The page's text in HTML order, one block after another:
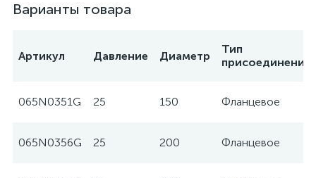
Варианты товара
Артикул Давление Диаметр
Тип
присоединения
065N0351G 25 150 Фланцевое
065N0356G 25 200 Фланцевое